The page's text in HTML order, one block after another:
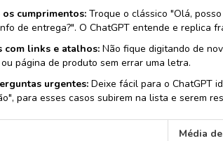
os cumprimentos: Troque o clássico "Olá,
de entrega?". O ChatGPT entende e replica
com links e atalhos: Não fique digitando de
página de produto sem errar uma letra.
urgentes: Deixe fácil para o ChatGPT
para esses casos subirem na lista e serem
Média